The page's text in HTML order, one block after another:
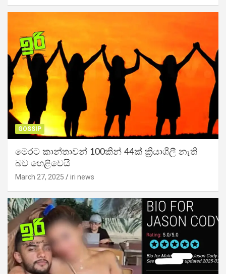
GOSSIP
මෙරට කාන්තාවන් 100කින් 44ක් ක්‍රියාශීලී නැති
බව හෙළිවෙයි
March 27, 2025 iri news